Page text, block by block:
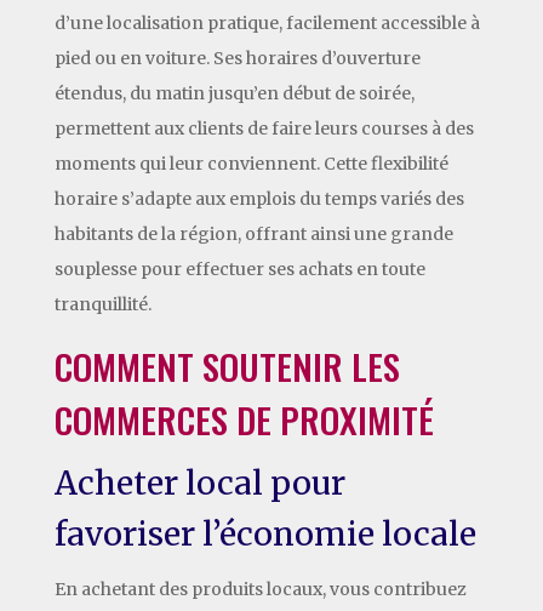
d’une localisation pratique, facilement accessible à
pied ou en voiture. Ses horaires d’ouverture
étendus, du matin jusqu’en début de soirée,
permettent aux clients de faire leurs courses à des
moments qui leur conviennent. Cette flexibilité
horaire s’adapte aux emplois du temps variés des
habitants de la région, offrant ainsi une grande
souplesse pour effectuer ses achats en toute
tranquillité.
COMMENT SOUTENIR LES
COMMERCES DE PROXIMITÉ
Acheter local pour
favoriser l’économie locale
En achetant des produits locaux, vous contribuez